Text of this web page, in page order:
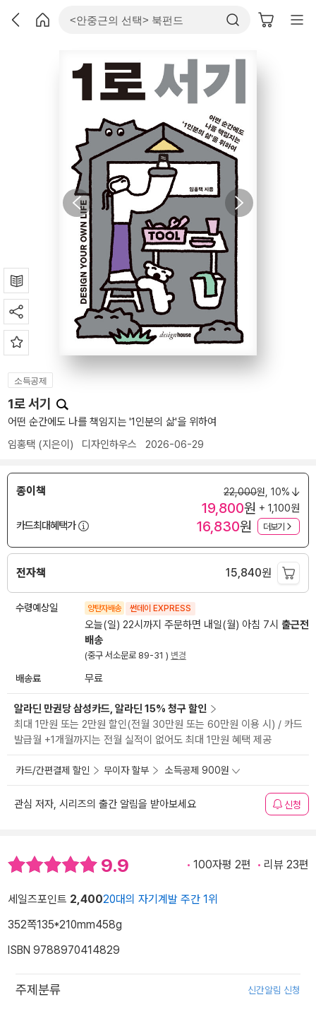
소득공제
1로 서기
어떤 순간에도 나를 책임지는 '1인분의 삶'을 위하여
임홍택 (지은이) 디자인하우스 2026-06-29
종이책 22,000원, 10%
19,800원 + 1,100원
카드최대혜택가
16,830원 더보기
전자책 15,840원
수령예상일 양탄자배송 썬데이 EXPRESS
오늘(일) 22시까지 주문하면 내일(월) 아침 7시 출근전
배송
(중구 서소문로 89-31 ) 변경
배송료 무료
알라딘 만권당 삼성카드, 알라딘 15% 청구 할인
최대 1만원 또는 2만원 할인(전월 30만원 또는 60만원 이용 시) / 카드
발급월 +1개월까지는 전월 실적이 없어도 최대 1만원 혜택 제공
카드/간편결제 할인 무이자 할부 소득공제 900원
관심 저자, 시리즈의 출간 알림을 받아보세요 신청
9.9 100자평 2편 리뷰 23편
세일즈포인트 2,40020대의 자기계발 주간 1위
352쪽135*210mm458g
ISBN 9788970414829
주제분류 신간알림 신청